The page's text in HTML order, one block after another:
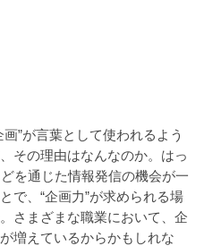
”が言葉として使われるよう
その理由はなんなのか。はっ
を通じた情報発信の機会が一
で、“企画力”が求められる場
さまざまな職業において、企
増えているからかもしれな